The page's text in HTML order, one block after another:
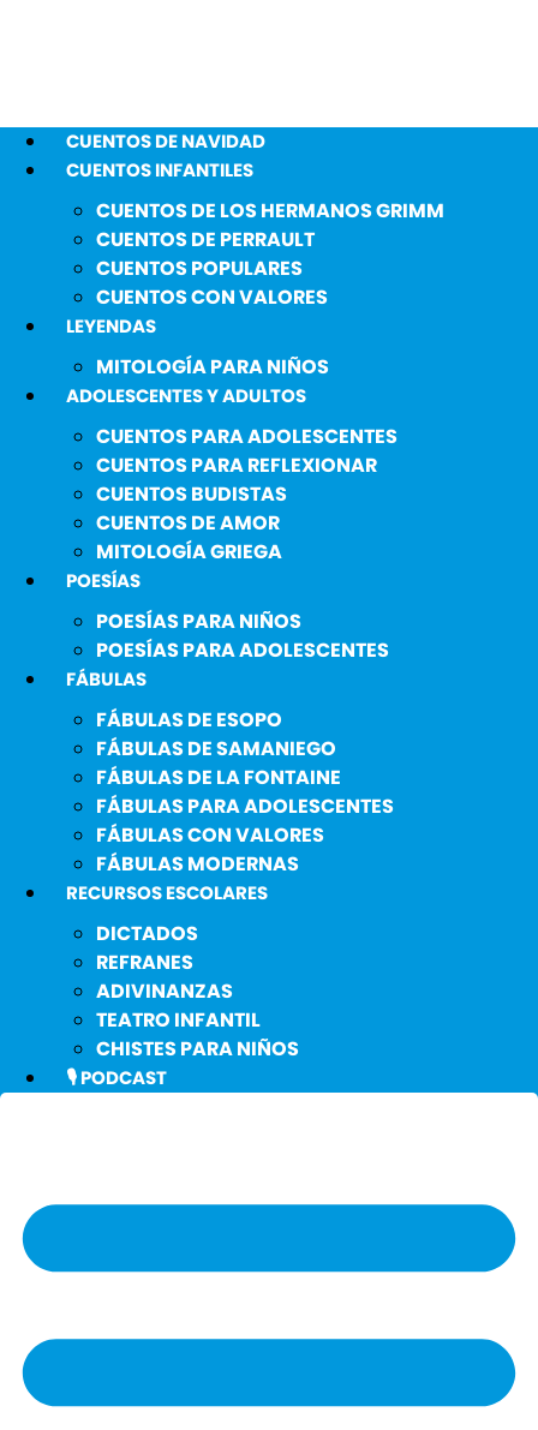
CUENTOS DE NAVIDAD
CUENTOS INFANTILES
CUENTOS DE LOS HERMANOS GRIMM
CUENTOS DE PERRAULT
CUENTOS POPULARES
CUENTOS CON VALORES
LEYENDAS
MITOLOGÍA PARA NIÑOS
ADOLESCENTES Y ADULTOS
CUENTOS PARA ADOLESCENTES
CUENTOS PARA REFLEXIONAR
CUENTOS BUDISTAS
CUENTOS DE AMOR
MITOLOGÍA GRIEGA
POESÍAS
POESÍAS PARA NIÑOS
POESÍAS PARA ADOLESCENTES
FÁBULAS
FÁBULAS DE ESOPO
FÁBULAS DE SAMANIEGO
FÁBULAS DE LA FONTAINE
FÁBULAS PARA ADOLESCENTES
FÁBULAS CON VALORES
FÁBULAS MODERNAS
RECURSOS ESCOLARES
DICTADOS
REFRANES
ADIVINANZAS
TEATRO INFANTIL
CHISTES PARA NIÑOS
🎙️ PODCAST